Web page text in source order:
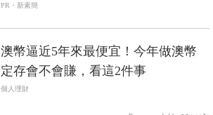
PR・新素簡
澳幣逼近5年來最便宜！今年做澳幣
定存會不會賺，看這2件事
個人理財